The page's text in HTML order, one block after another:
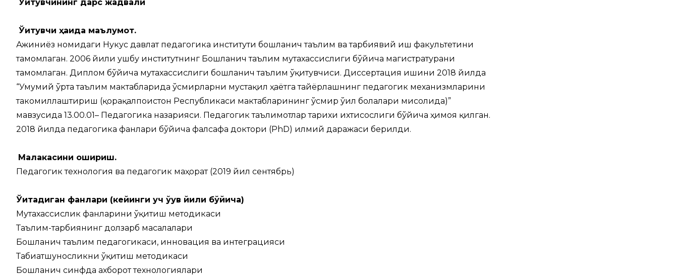
Ўқитувчининг дарс жадвали
Ўқитувчи ҳақида маълумот.
Ажиниёз номидаги Нукус давлат педагогика институти бошланғич таълим ва тарбиявий иш факультетини
тамомлаган. 2006 йили ушбу институтнинг Бошланғич таълим мутахассислиги бўйича магистратурани
тамомлаган. Диплом бўйича мутахассислиги бошланғич таълим ўқитувчиси. Диссертация ишини 2018 йилда
“Умумий ўрта таълим мактабларида ўсмирларни мустақил ҳаётга тайёрлашнинг педагогик механизмларини
такомиллаштириш (қорақалпоғистон Республикаси мактабларининг ўсмир ўғил болалари мисолида)”
мавзусида 13.00.01– Педагогика назарияси. Педагогик таълимотлар тарихи ихтисослиги бўйича ҳимоя қилган.
2018 йилда педагогика фанлари бўйича фалсафа доктори (PhD) илмий даражаси берилди.
Малакасини ошириш.
Педагогик технология ва педагогик маҳорат (2019 йил сентябрь)
Ўқитадиган фанлари (кейинги уч ўқув йили бўйича)
Мутахассислик фанларини ўқитиш методикаси
Таълим-тарбиянинг долзарб масалалари
Бошланғич таълим педагогикаси, инновация ва интеграцияси
Табиатшуносликни ўқитиш методикаси
Бошланғич синфда ахборот технологиялари